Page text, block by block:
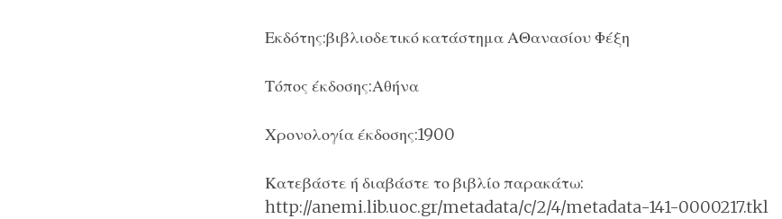
Εκδότης:βιβλιοδετικό κατάστημα ΑΘανασίου Φέξη
Τόπος έκδοσης:Αθήνα
Χρονολογία έκδοσης:1900
Κατεβάστε ή διαβάστε το βιβλίο παρακάτω:
http://anemi.lib.uoc.gr/metadata/c/2/4/metadata-141-0000217.tkl